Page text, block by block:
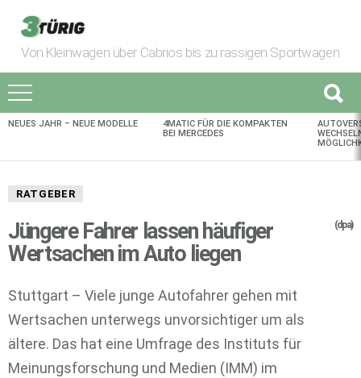
Von Kleinwagen über Cabrios bis zu rassigen Sportwagen
AKTUELLES
NEUES JAHR – NEUE MODELLE
4MATIC FÜR DIE KOMPAKTEN
BEI MERCEDES
RATGEBER
Jüngere Fahrer lassen häufiger
Wertsachen im Auto liegen
(dpa)
Stuttgart – Viele junge Autofahrer gehen mit
Wertsachen unterwegs unvorsichtiger um als
ältere. Das hat eine Umfrage des Instituts für
Meinungsforschung und Medien (IMM) im